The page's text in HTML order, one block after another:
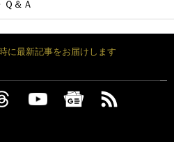
＆Ａ
に最新記事をお届けします